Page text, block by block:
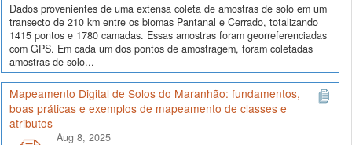
Dados provenientes de uma extensa coleta de amostras de solo em um
transecto de 210 km entre os biomas Pantanal e Cerrado, totalizando
1415 pontos e 1780 camadas. Essas amostras foram georreferenciadas
com GPS. Em cada um dos pontos de amostragem, foram coletadas
amostras de solo...
Mapeamento Digital de Solos do Maranhão: fundamentos,
boas práticas e exemplos de mapeamento de classes e
atributos
Aug 8, 2025